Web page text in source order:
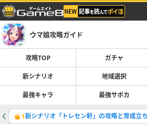
ウマ娘攻略ガイド
攻略TOP ガチャ
新シナリオ 地域選択
最強キャラ 最強サポカ
1